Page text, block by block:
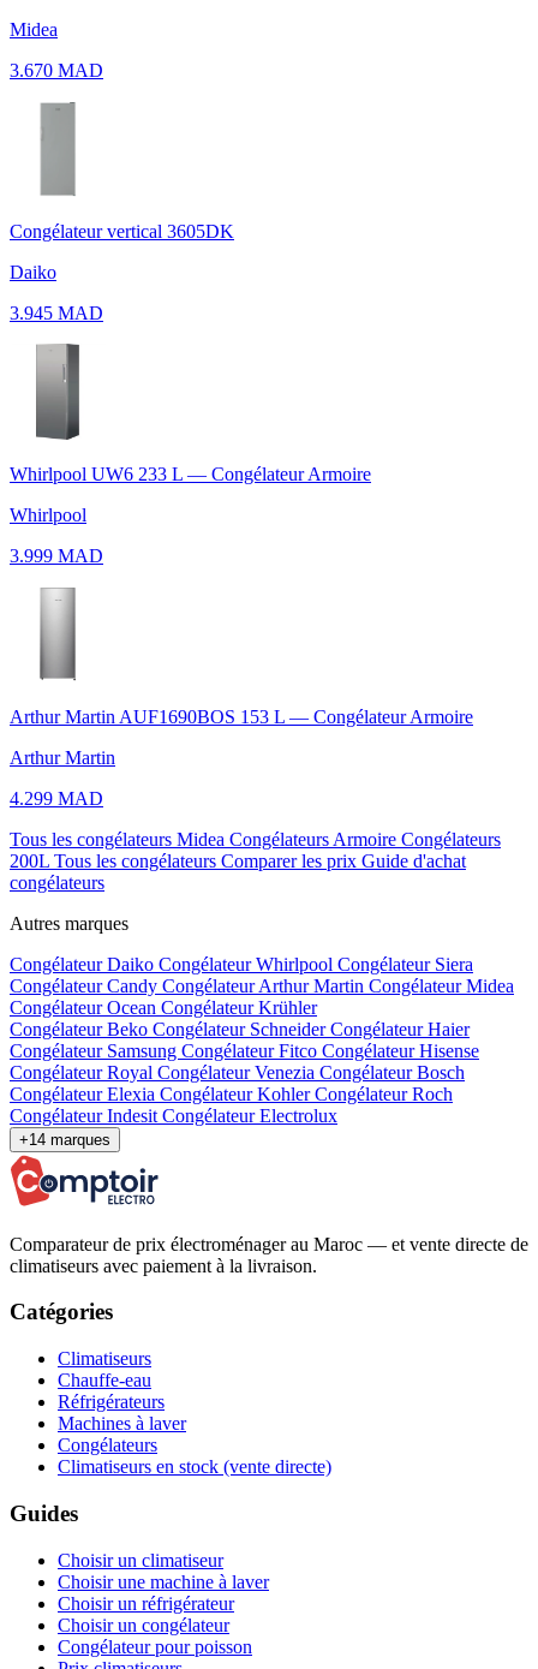
Midea
3.670 MAD
Congélateur vertical 3605DK
Daiko
3.945 MAD
Whirlpool UW6 233 L — Congélateur Armoire
Whirlpool
3.999 MAD
Arthur Martin AUF1690BOS 153 L — Congélateur Armoire
Arthur Martin
4.299 MAD
Tous les congélateurs Midea Congélateurs Armoire Congélateurs
200L Tous les congélateurs Comparer les prix Guide d'achat
congélateurs
Autres marques
Congélateur Daiko Congélateur Whirlpool Congélateur Siera
Congélateur Candy Congélateur Arthur Martin Congélateur Midea
Congélateur Ocean Congélateur Krühler
Congélateur Beko Congélateur SchneiderCongélateur Haier
Congélateur Samsung Congélateur Fitco Congélateur Hisense
Congélateur Royal Congélateur Venezia Congélateur Bosch
Congélateur Elexia Congélateur KohlerCongélateur Roch
Congélateur Indesit Congélateur Electrolux
+14 marques
Comparateur de prix électroménager au Maroc — et vente directe de
climatiseurs avec paiement à la livraison.
Catégories
Climatiseurs
Chauffe-eau
Réfrigérateurs
Machines à laver
Congélateurs
Climatiseurs en stock (vente directe)
Guides
Choisir un climatiseur
Choisir une machine à laver
Choisir un réfrigérateur
Choisir un congélateur
Congélateur pour poisson